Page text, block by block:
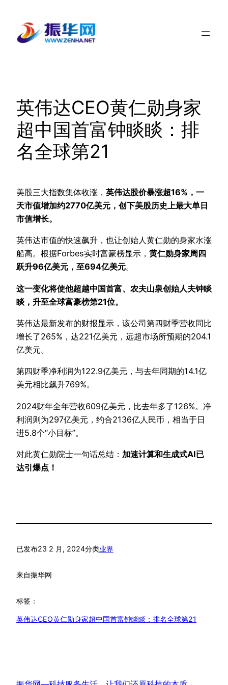
英伟达CEO黄仁勋身家
超中国首富钟睒睒：排
名全球第21
美股三大指数集体收涨， 英伟达股价暴涨超16%，一
天市值增加约2770亿美元，创下美股历史上最大单日
市值增长。
英伟达市值的快速飙升，也让创始人黄仁勋的身家水涨
船高。根据Forbes实时富豪榜显示， 黄仁勋身家周四
跃升96亿美元，至694亿美元。
这一变化将使他超越中国首富、农夫山泉创始人夫钟睒
睒，升至全球富豪榜第21位。
英伟达最新发布的财报显示，该公司第四财季营收同比
增长了265%，达221亿美元，远超市场所预期的204.1
亿美元。
第四财季净利润为122.9亿美元，与去年同期的14.1亿
美元相比飙升769%。
2024财年全年营收609亿美元，比去年多了126%。净
利润则为297亿美元，约合2136亿人民币，相当于日
进5.8个“小目标”。
对此黄仁勋院士一句话总结： 加速计算和生成式AI已
达引爆点！
已发布23 2 月, 2024分类业界
来自振华网
标签：
英伟达CEO黄仁勋身家超中国首富钟睒睒：排名全球第21